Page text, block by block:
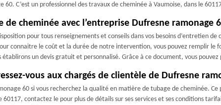
C’est un professionnel des travaux de cheminée à Vaumoise, dans le
cheminée avec l’entreprise Dufresne ramonage
pour tous renseignements et conseils dans vos besoins d’entretien
connaitre le coût et la durée de notre intervention, vous pouvez remplir
établirons un devis gratuit et personnalisé. Grâce à ce document, vous
vous aux chargés de clientèle de Dufresne
60 si vous recherchez la qualité en matière de tubage de cheminée.
contactez le pour plus de détails sur ses services et ses conditions